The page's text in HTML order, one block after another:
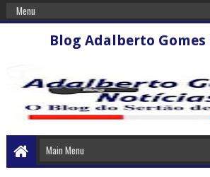
Blog Adalberto